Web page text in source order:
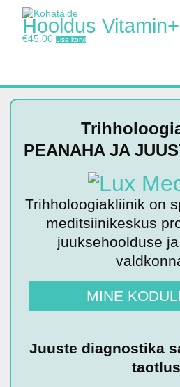
Hooldus Vitamin+
€45.00 Lisa korvi
PEANAHA JA
Trihholoogiakliinik on
meditsiinikeskus
juuksehoolduse
MINE
Juuste diagnostika
taotlus